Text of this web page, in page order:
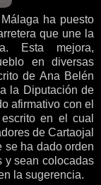
ha puesto
que une la
Esta mejora,
en diversas
de Ana Belén
la Diputación de
afirmativo con el
en el cual
de Cartaojal
se ha dado orden
y sean colocadas
la sugerencia.